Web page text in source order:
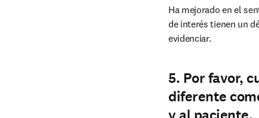
Ha mejorado en el
de interés tienen un
evidenciar.
5. Por favor,
diferente